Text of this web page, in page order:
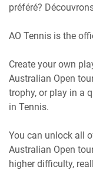
préféré?
AO Tennis is the
Create your own
Australian Open
trophy, or play in a
in Tennis.
You can unlock all
Australian Open
higher difficulty,